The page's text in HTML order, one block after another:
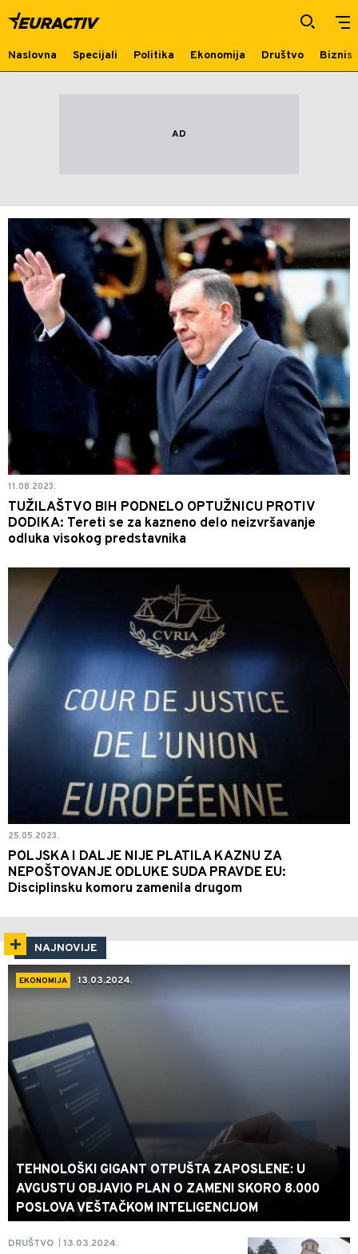
nepoštovanje odluke
Naslovna Specijali Politika Ekonomija Društvo Biznis
11.08.2023.
TUŽILAŠTVO BIH PODNELO OPTUŽNICU PROTIV
DODIKA: Tereti se za kazneno delo neizvršavanje
odluka visokog predstavnika
25.05.2023.
POLJSKA I DALJE NIJE PLATILA KAZNU ZA
NEPOŠTOVANJE ODLUKE SUDA PRAVDE EU:
Disciplinsku komoru zamenila drugom
NAJNOVIJE
EKONOMIJA 13.03.2024.
TEHNOLOŠKI GIGANT OTPUŠTA ZAPOSLENE: U
AVGUSTU OBJAVIO PLAN O ZAMENI SKORO 8.000
POSLOVA VEŠTAČKOM INTELIGENCIJOM
DRUŠTVO 13.03.2024.